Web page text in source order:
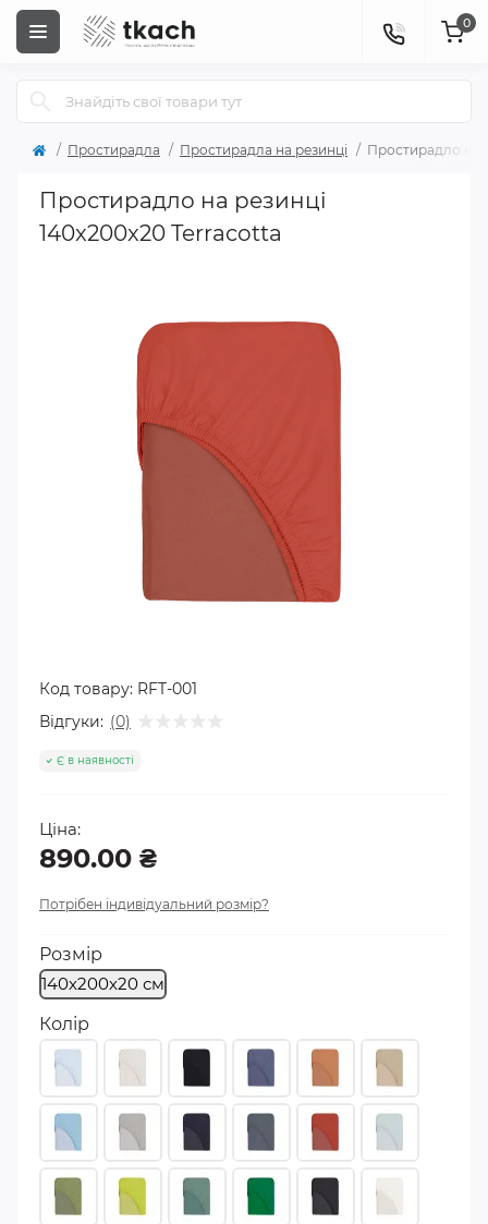
0
Простирадла Простирадла на резинці Простирадло на
Простирадло на резинці
140x200x20 Terracotta
Код товару: RFT-001
Відгуки: (0)
Є в наявності
Ціна:
890.00 ₴
Потрібен індивідуальний розмір?
Розмір
140х200х20 см
Колір